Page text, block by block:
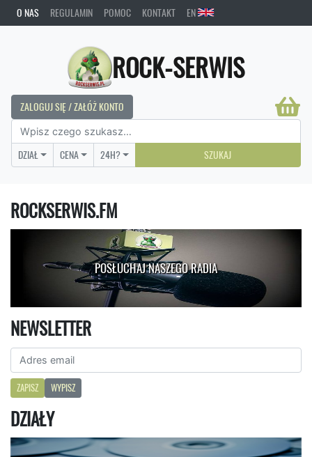
O NAS REGULAMIN POMOC KONTAKT EN
ROCK-SERWIS
ZALOGUJ SIĘ / ZAŁÓŻ KONTO
DZIAŁ CENA 24H? SZUKAJ
ROCKSERWIS.FM
POSŁUCHAJ NASZEGO RADIA
NEWSLETTER
ZAPISZ WYPISZ
DZIAŁY